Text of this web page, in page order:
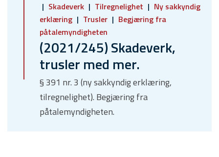
Skadeverk Tilregnelighet
Ny sakkyndig
erklæring
Trusler
Begjæring fra
påtalemyndigheten
(2021/245) Skadeverk,
trusler med mer.
§ 391 nr. 3 (ny sakkyndig erklæring,
tilregnelighet). Begjæring fra
påtalemyndigheten.